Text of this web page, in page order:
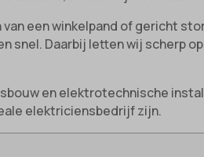
een winkelpand of gericht
snel. Daarbij letten wij scherp
en elektrotechnische
elektriciensbedrijf zijn.